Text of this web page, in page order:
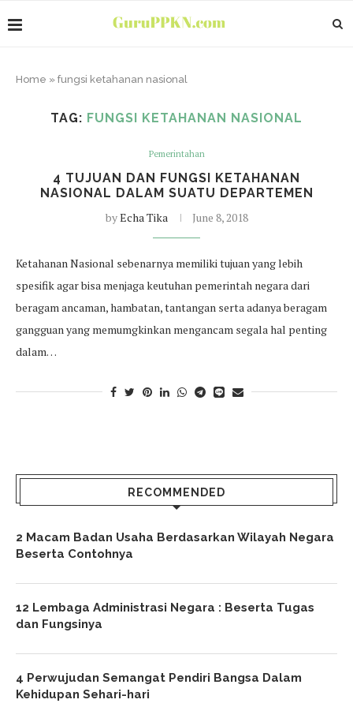
Home » fungsi ketahanan nasional
TAG: FUNGSI KETAHANAN NASIONAL
Pemerintahan
4 TUJUAN DAN FUNGSI KETAHANAN
NASIONAL DALAM SUATU DEPARTEMEN
byEcha Tika June 8, 2018
Ketahanan Nasional sebenarnya memiliki tujuan yang lebih
spesifik agar bisa menjaga keutuhan pemerintah negara dari
beragam ancaman, hambatan, tantangan serta adanya beragam
gangguan yang memumgkinkan mengancam segala hal penting
dalam…
RECOMMENDED
2 Macam Badan Usaha Berdasarkan Wilayah Negara
Beserta Contohnya
12 Lembaga Administrasi Negara : Beserta Tugas
dan Fungsinya
4 Perwujudan Semangat Pendiri Bangsa Dalam
Kehidupan Sehari-hari